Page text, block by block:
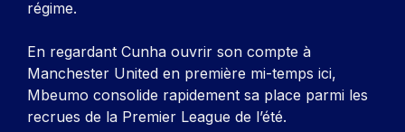
régime.
En regardant Cunha ouvrir son compte à
Manchester United en première mi-temps ici,
Mbeumo consolide rapidement sa place parmi les
recrues de la Premier League de l’été.